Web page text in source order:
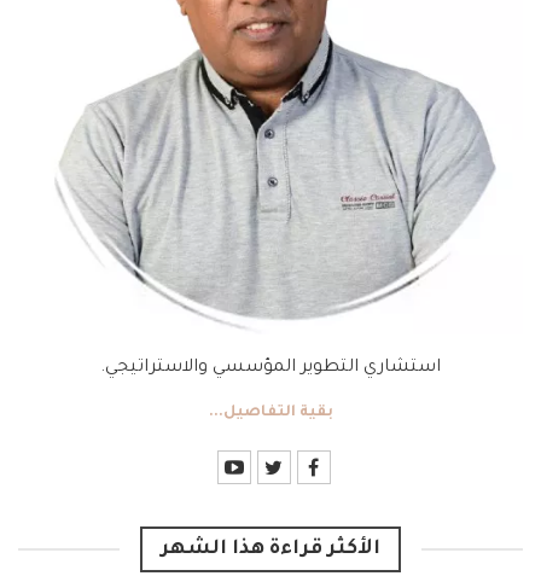
استشاري التطوير المؤسسي والاستراتيجي.
بقية التفاصيل...
الأكثر قراءة هذا الشهر